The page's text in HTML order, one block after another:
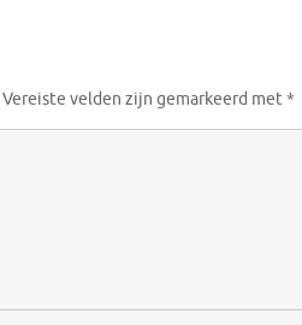
Vereiste velden zijn gemarkeerd met*